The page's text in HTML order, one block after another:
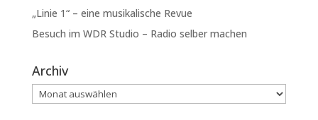
„Linie 1“ – eine musikalische Revue
Besuch im WDR Studio – Radio selber machen
Archiv